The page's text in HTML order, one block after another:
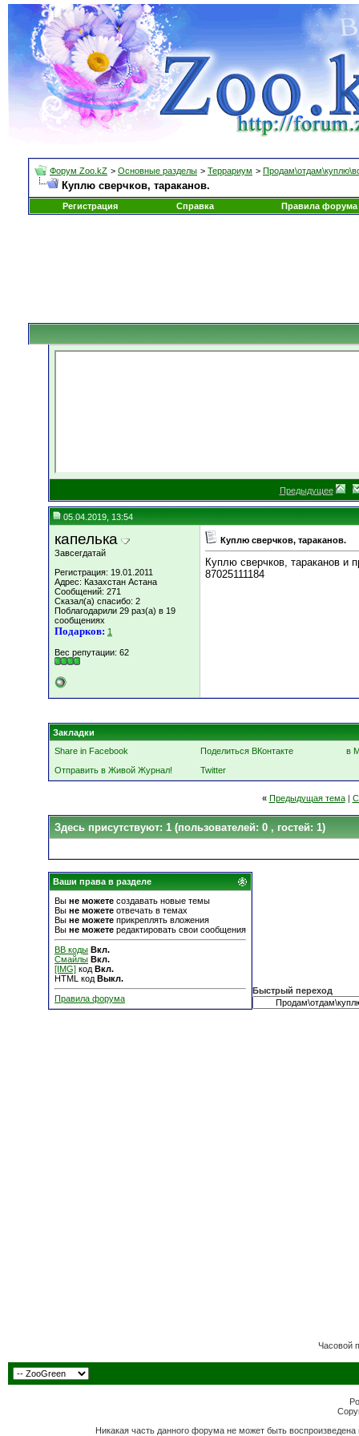
Форум Zoo.kZ > Основные разделы > Террариум >
Куплю сверчков, тараканов.
Регистрация Справка Правила форума
Предыдущее
05.04.2019, 13:54
капелька
Завсегдатай
Регистрация: 19.01.2011
Адрес: Казахстан Астана
Сообщений: 271
Сказал(а) спасибо: 2
Поблагодарили 29 раз(а) в 19
сообщениях
Подарков: 1
Вес репутации: 62
Куплю сверчков, тараканов.
Куплю сверчков, тараканов и
87025111184
Закладки
Share in Facebook
Поделиться ВКонтакте
в
Отправить в Живой Журнал!
Twitter
« Предыдущая тема|
Здесь присутствуют: 1 (пользователей: 0 , гостей: 1)
Ваши права в разделе
Вы не можете создавать новые темы
Вы не можете отвечать в темах
Вы не можете прикреплять вложения
Вы не можете редактировать свои сообщения
BB коды Вкл.
Смайлы Вкл.
[IMG] код Вкл.
HTML код Выкл.
Правила форума
Быстрый переход
Часовой
Никакая часть данного форума не может быть